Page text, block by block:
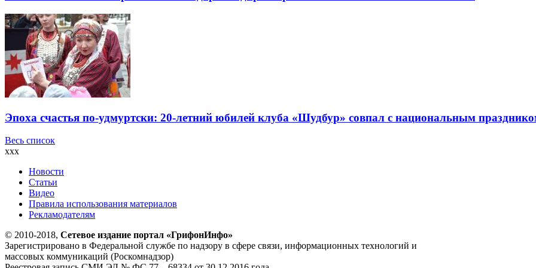
Эпоха счастья по-удмуртски: 20-летний юбилей клуба «Шудбур» совпал с национальным
Весь список
xxx
Новости
Статьи
Видео
Правила использования материалов
Рекламодателям
© 2010-2018, Сетевое издание портал «ГрифонИнфо»
Зарегистрировано в Федеральной службе по надзору в сфере связи, информационных технологий и
массовых коммуникаций (Роскомнадзор)